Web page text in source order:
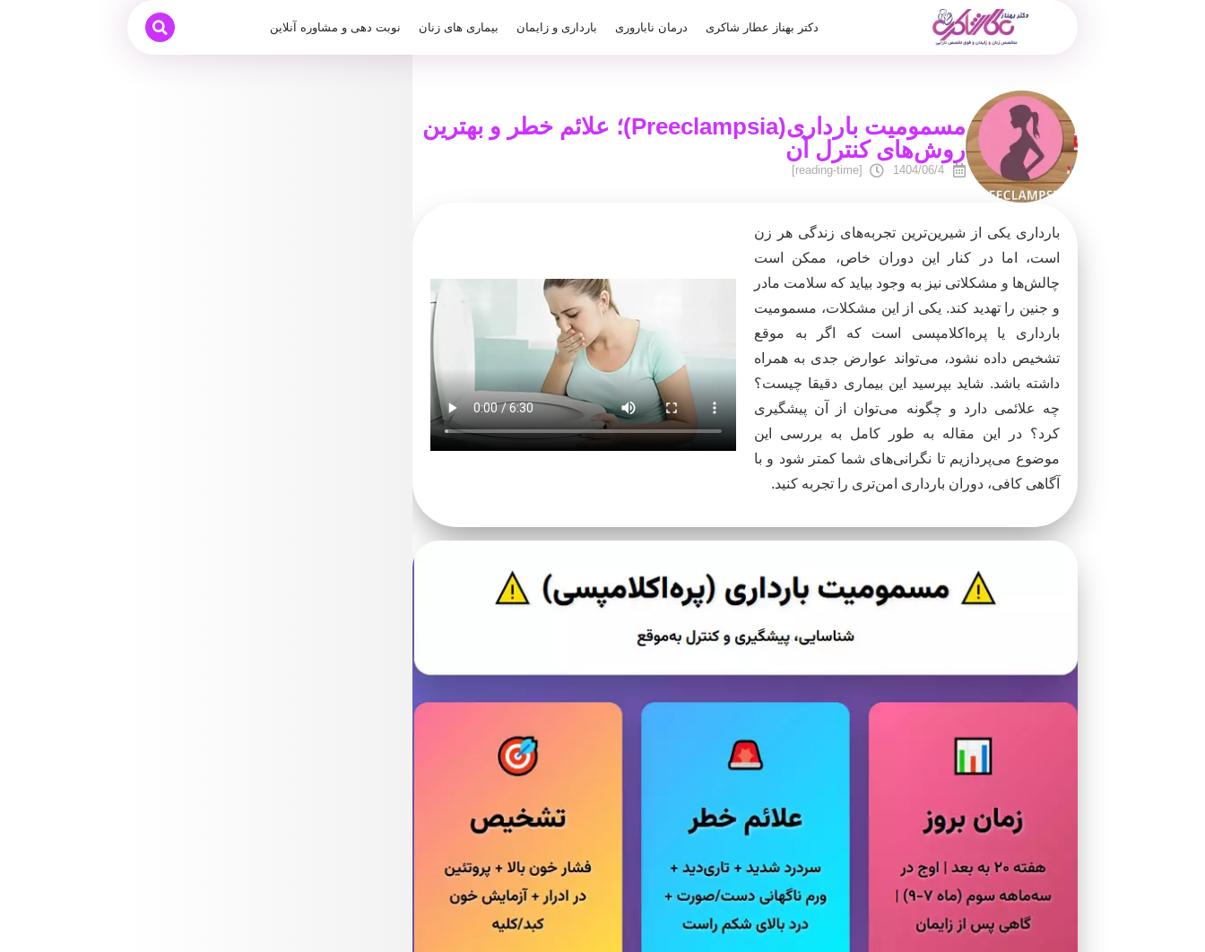
دکتر بهناز عطار شاکری درمان ناباروری بارداری و زایمان بیماری های زنان نوبت دهی و مشاوره آنلاین
مسمومیت بارداری(Preeclampsia)؛ علائم خطر و بهترین
روش‌های کنترل آن
1404/06/4
[reading-time]
بارداری یکی از شیرین‌ترین تجربه‌های زندگی هر زن
است، اما در کنار این دوران خاص، ممکن است
چالش‌ها و مشکلاتی نیز به وجود بیاید که سلامت مادر
و جنین را تهدید کند. یکی از این مشکلات، مسمومیت
بارداری یا پره‌اکلامپسی است که اگر به موقع
تشخیص داده نشود، می‌تواند عوارض جدی به همراه
داشته باشد. شاید بپرسید این بیماری دقیقا چیست؟
چه علائمی دارد و چگونه می‌توان از آن پیشگیری
کرد؟ در این مقاله به طور کامل به بررسی این
موضوع می‌پردازیم تا نگرانی‌های شما کمتر شود و با
آگاهی کافی، دوران بارداری امن‌تری را تجربه کنید.